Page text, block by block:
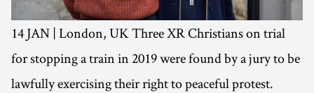
14 JAN | London, UK Three XR Christians on trial
for stopping a train in 2019 were found by a jury to be
lawfully exercising their right to peaceful protest.